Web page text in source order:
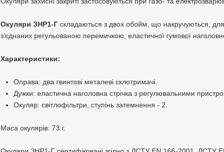
Окуляри ЗНР1-Г складаються з двох обойм, що накручуються, для
з'єднаних регульованою перемичкою, еластичної гумової
Характеристики:
Оправа: два гвинтові металеві склотримачі.
Дужки: еластична наголовна стрічка з регулювальними
Окуляр: світлофільтри, ступінь затемнення - 2.
Маса окулярів: 73 г.